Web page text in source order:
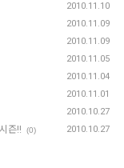
2010.11.10
2010.11.09
2010.11.09
2010.11.05
2010.11.04
2010.11.01
2010.10.27
즌!! (0) 2010.10.27